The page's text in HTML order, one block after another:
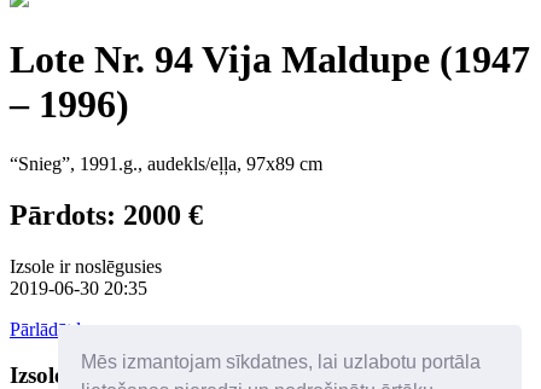
Mēs izmantojam sīkdatnes, lai uzlabotu portāla
Lote Nr. 94 Vija Maldupe (1947
– 1996)
“Snieg”, 1991.g., audekls/eļļa, 97x89 cm
Pārdots: 2000 €
Izsole ir noslēgusies
2019-06-30 20:35
Pārlādēt lapu
Izsoles dalībniekiPalīdzība